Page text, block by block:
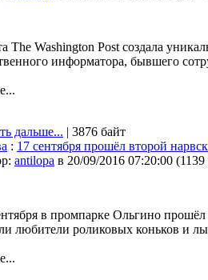
The Washington Post создала
информатора, бывшего
дальше... | 3876 байт
: 17 сентября прошёл второй
antilopa в 20/09/2016 07:20:00 (
в промпарке Ольгино
любители роликовых коньков и